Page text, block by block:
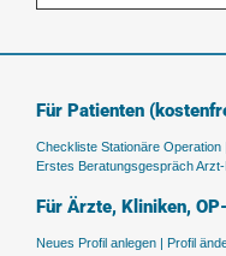
Für Patienten
Checkliste Stationäre Operation |
Erstes Beratungsgespräch
Für Ärzte, Kliniken,
Neues Profil anlegen | Profil